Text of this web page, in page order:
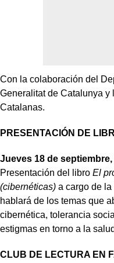
Con la colaboración del
Generalitat de Catalunya y
Catalanas.
PRESENTACIÓN DE
Jueves 18 de septiembre,
Presentación del libro El
(cibernéticas) a cargo de
hablará de los temas que
cibernética, tolerancia
estigmas en torno a la
CLUB DE LECTURA EN